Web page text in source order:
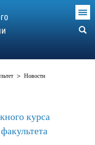
> Новости
курса